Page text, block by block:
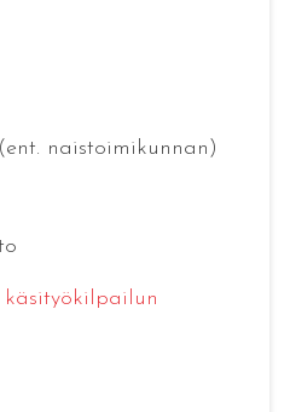
naistoimikunnan)
käsityökilpailun